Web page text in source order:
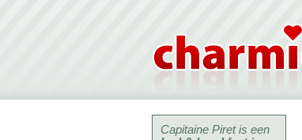
Capitaine Piret is een